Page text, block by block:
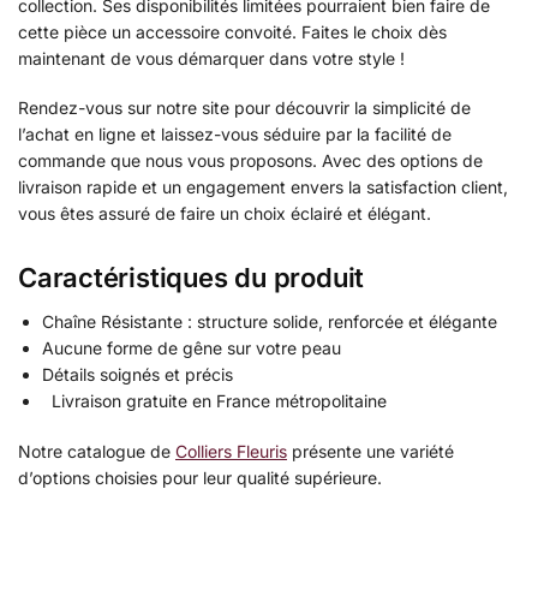
collection. Ses disponibilités limitées pourraient bien faire de
cette pièce un accessoire convoité. Faites le choix dès
maintenant de vous démarquer dans votre style !
Rendez-vous sur notre site pour découvrir la simplicité de
l’achat en ligne et laissez-vous séduire par la facilité de
commande que nous vous proposons. Avec des options de
livraison rapide et un engagement envers la satisfaction client,
vous êtes assuré de faire un choix éclairé et élégant.
Caractéristiques du produit
Chaîne Résistante : structure solide, renforcée et élégante
Aucune forme de gêne sur votre peau
Détails soignés et précis
Livraison gratuite en France métropolitaine
Notre catalogue de Colliers Fleuris présente une variété
d’options choisies pour leur qualité supérieure.